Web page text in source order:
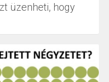
üzenheti, hogy